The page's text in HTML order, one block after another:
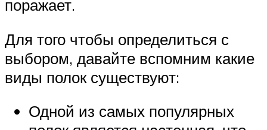
поражает.
Для того чтобы определиться с
выбором, давайте вспомним какие
виды полок существуют:
Одной из самых популярных